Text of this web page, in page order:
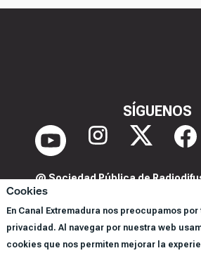
Cookies
En Canal Extremadura nos preocupamos por
privacidad. Al navegar por nuestra web
cookies que nos permiten mejorar la
SÍGUENOS
@ Sociedad Pública de
POLITICA DE PRIVACIDAD